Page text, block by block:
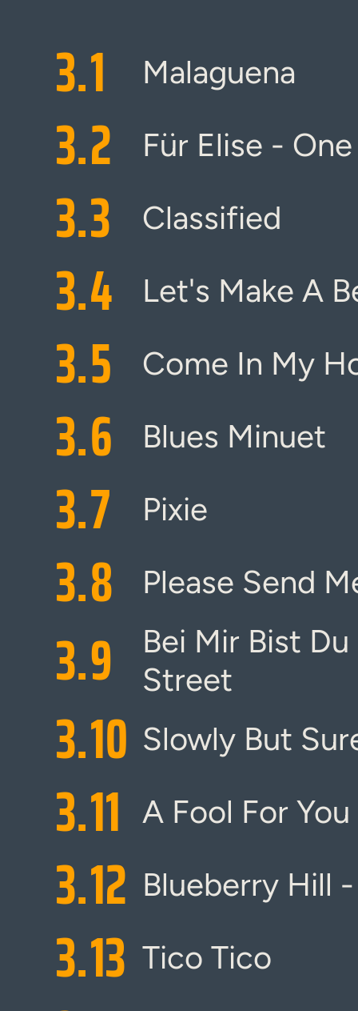
3.1 Malaguena
3.2 Für Elise -
3.3 Classified
3.4 Let's Make A
3.5 Come In My
3.6 Blues Minuet
3.7 Pixie
3.8 Please Send
3.9
Bei Mir Bist
Street
3.10 Slowly But
3.11 A Fool For You
3.12 Blueberry Hill
3.13 Tico Tico